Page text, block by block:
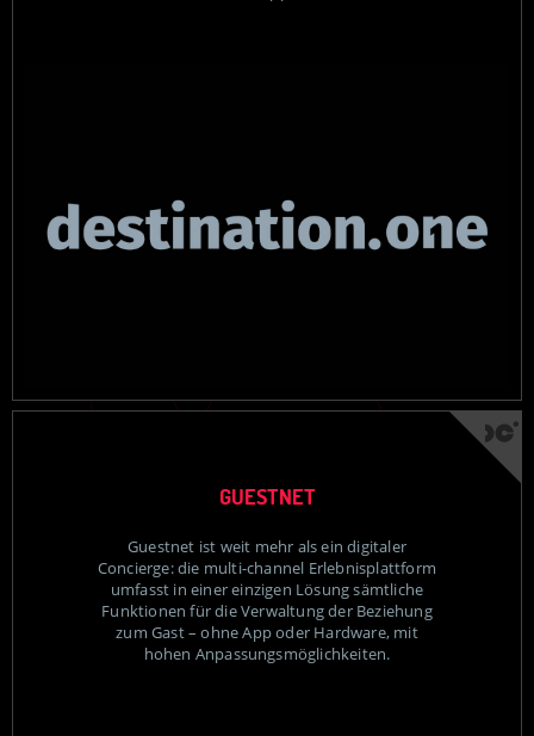
GUESTNET
Guestnet ist weit mehr als ein digitaler
Concierge: die multi-channel Erlebnisplattform
umfasst in einer einzigen Lösung sämtliche
Funktionen für die Verwaltung der Beziehung
zum Gast – ohne App oder Hardware, mit
hohen Anpassungsmöglichkeiten.